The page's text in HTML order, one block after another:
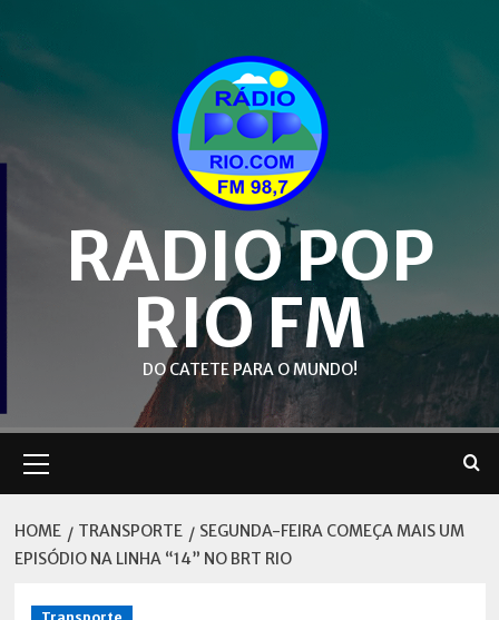
content
RADIO POP
RIO FM
DO CATETE PARA O MUNDO!
Menu
HOME TRANSPORTE
SEGUNDA-FEIRA COMEÇA MAIS UM
EPISÓDIO NA LINHA “14” NO BRT RIO